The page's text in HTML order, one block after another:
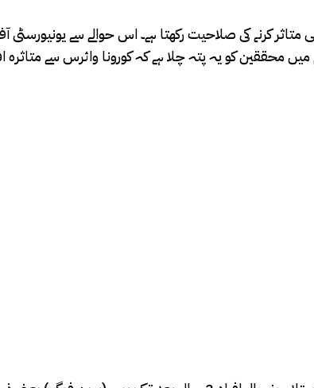
کرنے کی صلاحیت رکھتا ہے۔ اس حوالے سے یونیورسٹی
کیا گیا۔اس تجزیے میں محققین کو یہ پتہ چلا ہے کہ کورونا